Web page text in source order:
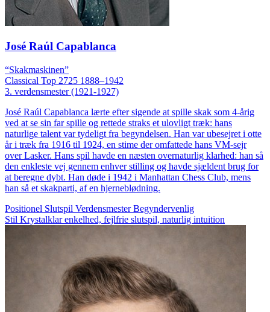
José Raúl Capablanca
“Skakmaskinen”
Classical Top 2725 1888–1942
3. verdensmester (1921-1927)
José Raúl Capablanca lærte efter sigende at spille skak som 4-årig
ved at se sin far spille og rettede straks et ulovligt træk: hans
naturlige talent var tydeligt fra begyndelsen. Han var ubesejret i otte
år i træk fra 1916 til 1924, en stime der omfattede hans VM-sejr
over Lasker. Hans spil havde en næsten overnaturlig klarhed: han så
den enkleste vej gennem enhver stilling og havde sjældent brug for
at beregne dybt. Han døde i 1942 i Manhattan Chess Club, mens
han så et skakparti, af en hjerneblødning.
Positionel Slutspil Verdensmester Begyndervenlig
Stil Krystalklar enkelhed, fejlfrie slutspil, naturlig intuition